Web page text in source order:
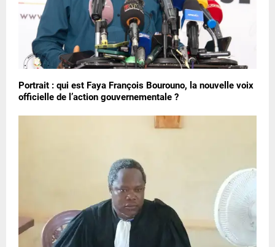
Portrait : qui est Faya François Bourouno, la nouvelle voix
officielle de l’action gouvernementale ?